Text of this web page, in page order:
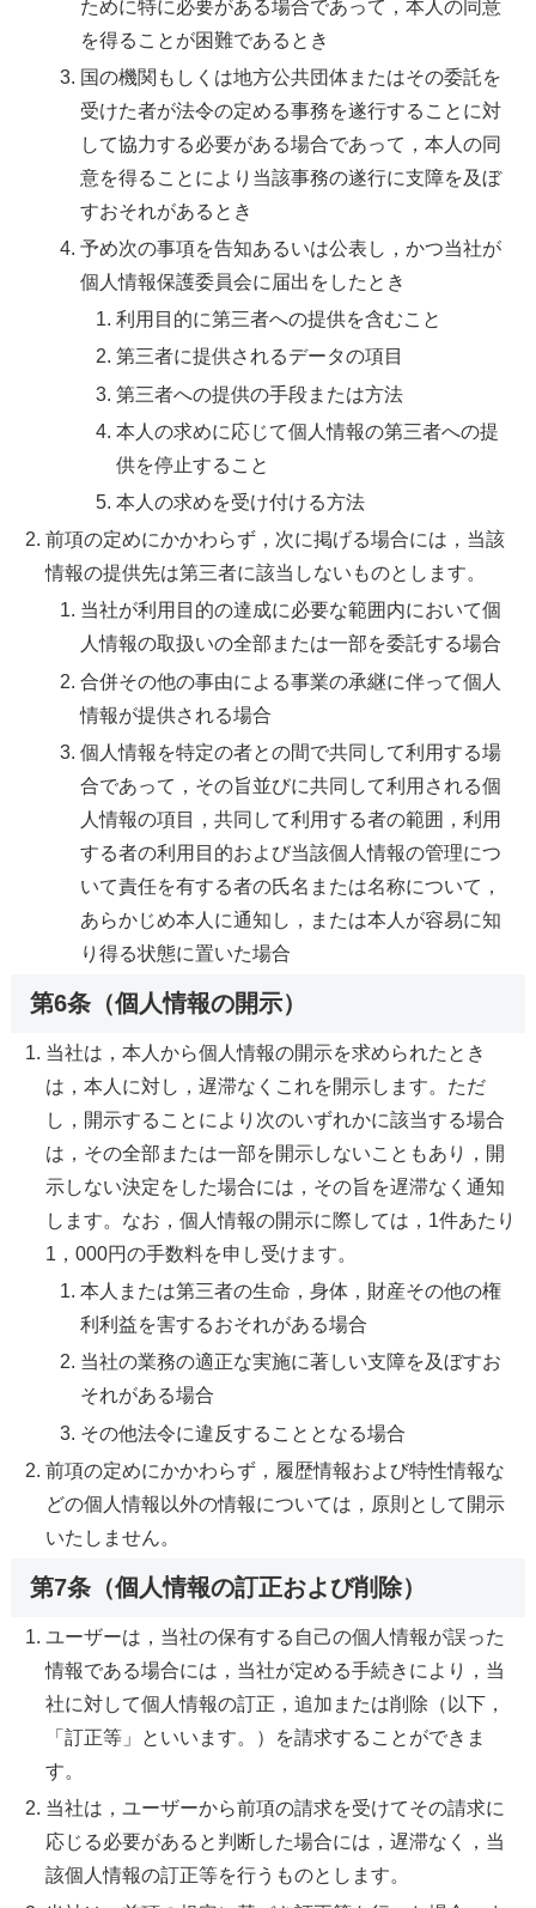
ために特に必要がある場合であって，本人の同意
を得ることが困難であるとき
国の機関もしくは地方公共団体またはその委託を
受けた者が法令の定める事務を遂行することに対
して協力する必要がある場合であって，本人の同
意を得ることにより当該事務の遂行に支障を及ぼ
すおそれがあるとき
予め次の事項を告知あるいは公表し，かつ当社が
個人情報保護委員会に届出をしたとき
利用目的に第三者への提供を含むこと
第三者に提供されるデータの項目
第三者への提供の手段または方法
本人の求めに応じて個人情報の第三者への提
供を停止すること
本人の求めを受け付ける方法
前項の定めにかかわらず，次に掲げる場合には，当該
情報の提供先は第三者に該当しないものとします。
当社が利用目的の達成に必要な範囲内において個
人情報の取扱いの全部または一部を委託する場合
合併その他の事由による事業の承継に伴って個人
情報が提供される場合
個人情報を特定の者との間で共同して利用する場
合であって，その旨並びに共同して利用される個
人情報の項目，共同して利用する者の範囲，利用
する者の利用目的および当該個人情報の管理につ
いて責任を有する者の氏名または名称について，
あらかじめ本人に通知し，または本人が容易に知
り得る状態に置いた場合
第6条（個人情報の開示）
当社は，本人から個人情報の開示を求められたとき
は，本人に対し，遅滞なくこれを開示します。ただ
し，開示することにより次のいずれかに該当する場合
は，その全部または一部を開示しないこともあり，開
示しない決定をした場合には，その旨を遅滞なく通知
します。なお，個人情報の開示に際しては，1件あたり
1，000円の手数料を申し受けます。
本人または第三者の生命，身体，財産その他の権
利利益を害するおそれがある場合
当社の業務の適正な実施に著しい支障を及ぼすお
それがある場合
その他法令に違反することとなる場合
前項の定めにかかわらず，履歴情報および特性情報な
どの個人情報以外の情報については，原則として開示
いたしません。
第7条（個人情報の訂正および削除）
ユーザーは，当社の保有する自己の個人情報が誤った
情報である場合には，当社が定める手続きにより，当
社に対して個人情報の訂正，追加または削除（以下，
「訂正等」といいます。）を請求することができま
す。
当社は，ユーザーから前項の請求を受けてその請求に
応じる必要があると判断した場合には，遅滞なく，当
該個人情報の訂正等を行うものとします。